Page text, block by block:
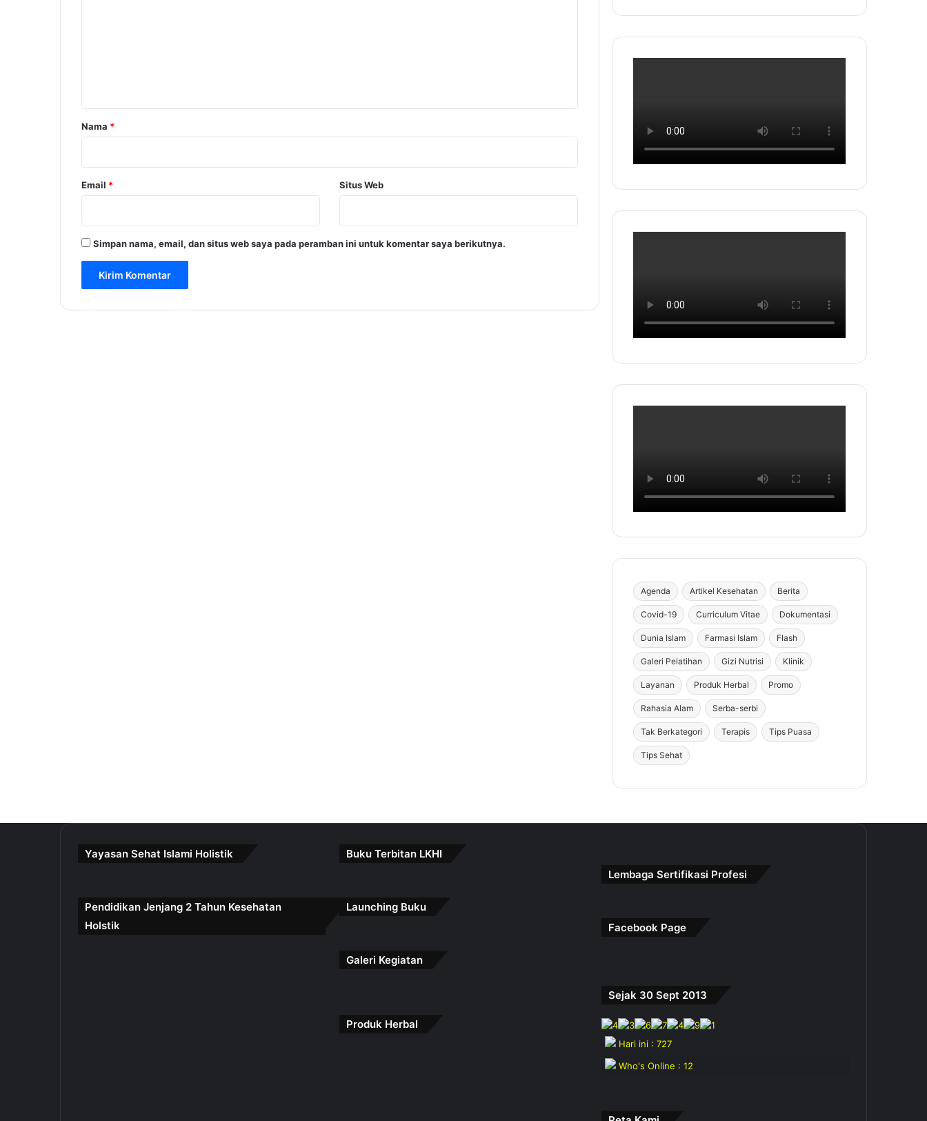
rNama *
Email * Situs Web
Simpan nama, email, dan situs web saya pada peramban ini untuk komentar saya berikutnya.
Agenda Artikel Kesehatan Berita
Covid-19 Curriculum Vitae Dokumentasi
Dunia Islam Farmasi Islam Flash
Galeri Pelatihan Gizi Nutrisi Klinik
Layanan Produk Herbal Promo
Rahasia Alam Serba-serbi
Tak Berkategori Terapis Tips Puasa
Tips Sehat
Yayasan Sehat Islami Holistik
Pendidikan Jenjang 2 Tahun Kesehatan
Holstik
Buku Terbitan LKHI
Launching Buku
Galeri Kegiatan
Produk Herbal
Lembaga Sertifikasi Profesi
Facebook Page
Sejak 30 Sept 2013
Hari ini : 727
Who's Online : 12